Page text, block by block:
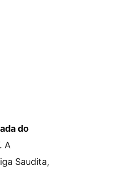
do
A
Saudita,